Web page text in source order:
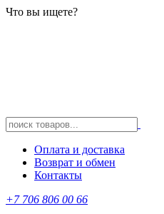
Что вы ищете?
Оплата и доставка
Возврат и обмен
Контакты
+7 706 806 00 66